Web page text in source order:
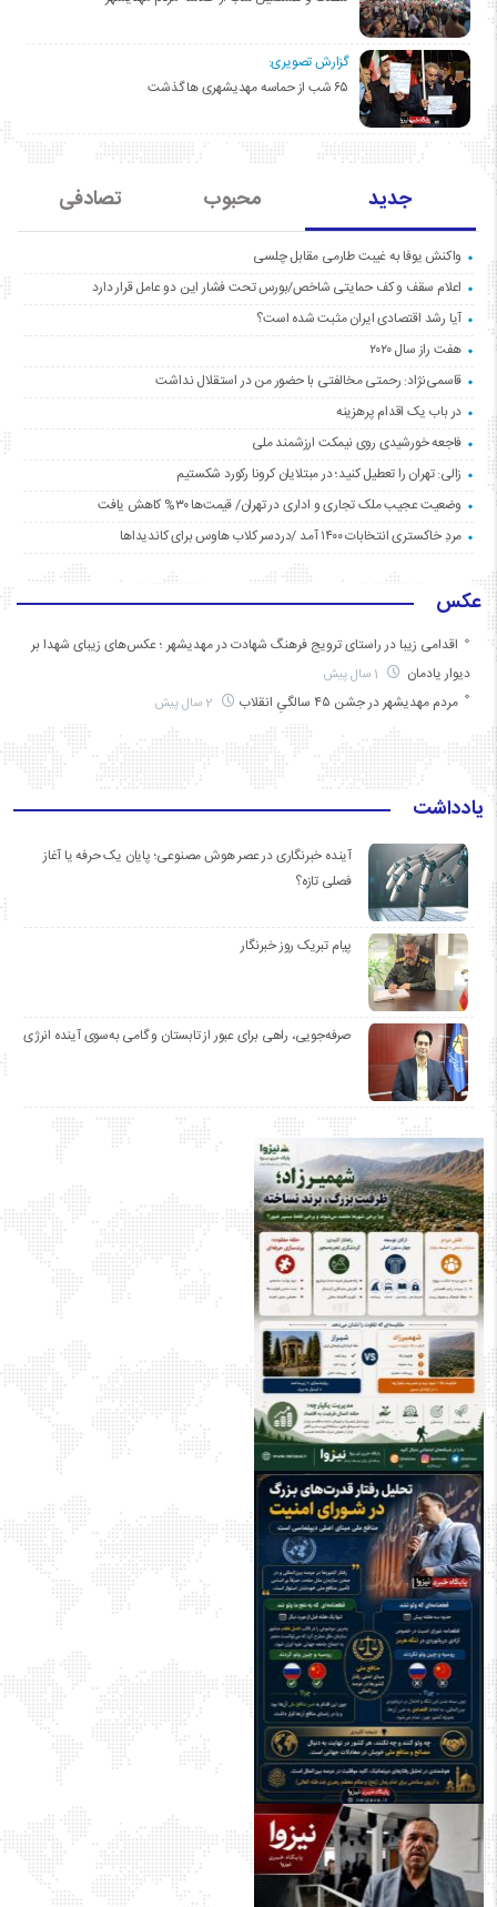
گزارش تصویری:
۶۵ شب از حماسه مهدیشهری ها گذشت
جدید محبوب تصادفی
واکنش یوفا به غیبت طارمی مقابل چلسی
اعلام سقف و کف حمایتی شاخص/بورس تحت فشار این دو عامل قرار دارد
آیا رشد اقتصادی ایران مثبت شده است؟
هفت راز سال ۲۰۲۰
قاسمی‌نژاد: رحمتی مخالفتی با حضور من در استقلال نداشت
در باب یک اقدام پرهزینه
فاجعه خورشیدی روی نیمکت ارزشمند ملی
زالی: تهران را تعطیل کنید؛ در مبتلایان کرونا رکورد شکستیم
وضعیت عجیب ملک تجاری و اداری در تهران/ قیمت‌ها ۳۰% کاهش یافت
مردِ خاکستری انتخابات ۱۴۰۰ آمد /دردسر کلاب هاوس برای کاندیداها
عکس
اقدامی زیبا در راستای ترویج فرهنگ شهادت در مهدیشهر ؛ عکس‌های زیبای شهدا بر
دیوار یادمان
مردم مهدیشهر در جشن ۴۵ سالگیِ انقلاب
یادداشت
آینده خبرنگاری در عصر هوش مصنوعی؛ پایان یک حرفه یا آغاز
فصلی تازه؟
پیام تبریک روز خبرنگار
صرفه‌جویی، راهی برای عبور از تابستان و گامی به‌سوی آینده انرژی